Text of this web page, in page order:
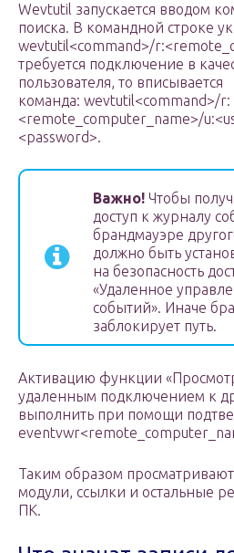
Wevtutil запускается вводом
поиска. В командной строке
wevtutil<command>/
требуется подключение в
пользователя, то вписывается
команда: wevtutil<command>/r:
<remote_computer_name>/
<password>.
Важно! Чтобы
доступ к журналу
брандмауэре
должно быть
на безопасность
«Удаленное
событий». Иначе
заблокирует путь.
Активацию функции
удаленным подключением к
выполнить при помощи
Таким образом
модули, ссылки и остальные
ПК.